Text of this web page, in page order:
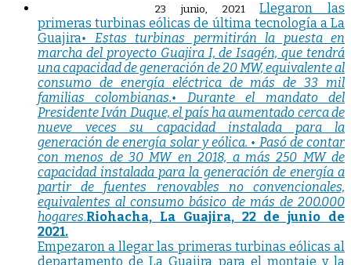
23 junio, 2021
Llegaron las
primeras turbinas eólicas de última tecnología a La
Guajira• Estas turbinas permitirán la puesta en
marcha del proyecto Guajira I, de Isagén, que tendrá
una capacidad de generación de 20 MW, equivalente al
consumo de energía eléctrica de más de 33 mil
familias colombianas.• Durante el mandato del
Presidente Iván Duque, el país ha aumentado cerca de
nueve veces su capacidad instalada para la
generación de energía solar y eólica. • Pasó de contar
con menos de 30 MW en 2018, a más 250 MW de
capacidad instalada para la generación de energía a
partir de fuentes renovables no convencionales,
equivalentes al consumo básico de más de 200.000
hogares.Riohacha, La Guajira, 22 de junio de
2021.
Empezaron a llegar las primeras turbinas eólicas al
departamento de La Guajira para el montaje y la